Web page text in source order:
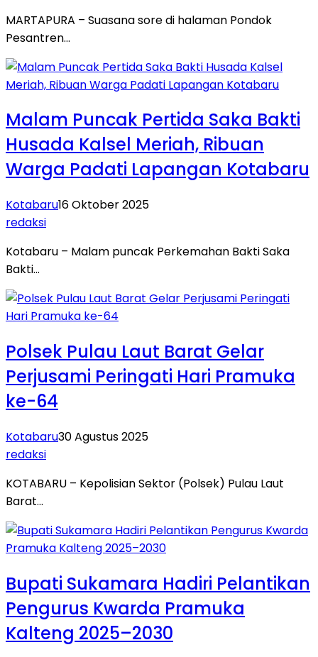
MARTAPURA – Suasana sore di halaman Pondok
Pesantren…
Malam Puncak Pertida Saka Bakti
Husada Kalsel Meriah, Ribuan
Warga Padati Lapangan Kotabaru
Kotabaru16 Oktober 2025
redaksi
Kotabaru – Malam puncak Perkemahan Bakti Saka
Bakti…
Polsek Pulau Laut Barat Gelar
Perjusami Peringati Hari Pramuka
ke-64
Kotabaru30 Agustus 2025
redaksi
KOTABARU – Kepolisian Sektor (Polsek) Pulau Laut
Barat…
Bupati Sukamara Hadiri Pelantikan
Pengurus Kwarda Pramuka
Kalteng 2025–2030